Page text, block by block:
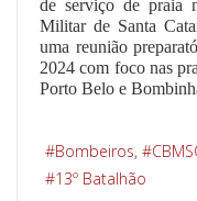
de serviço de praia
Militar de Santa
uma reunião
2024 com foco nas
Porto Belo e
Bombeiros
13º Batalhão